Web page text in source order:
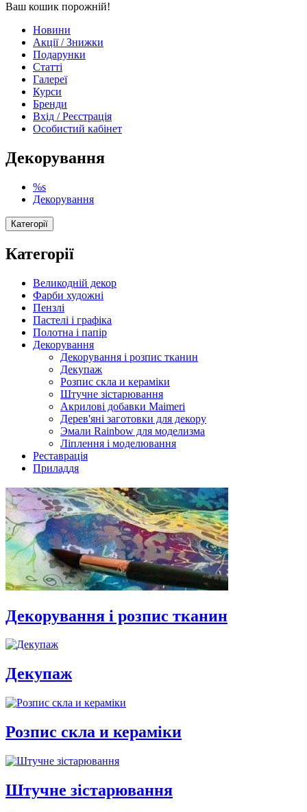
Ваш кошик порожній!
Новини
Акції / Знижки
Подарунки
Статті
Галереї
Курси
Бренди
Вхід / Реєстрація
Особистий кабінет
Декорування
%s
Декорування
Категорії
Категорії
Великодній декор
Фарби художні
Пензлі
Пастелі і графіка
Полотна і папір
Декорування
Декорування і розпис тканин
Декупаж
Розпис скла и кераміки
Штучне зістарювання
Акрилові добавки Maimeri
Дерев'яні заготовки для декору
Эмали Rainbow для моделизма
Ліплення і моделювання
Реставрація
Приладдя
закрыть
Декорування і розпис тканин
Декупаж
Розпис скла и кераміки
Штучне зістарювання